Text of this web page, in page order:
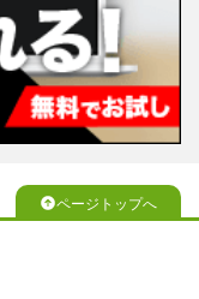
ページトップへ